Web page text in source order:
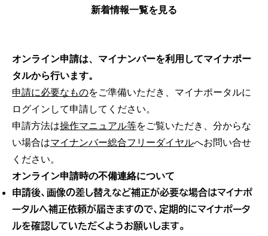
新着情報一覧を見る
オンライン申請は、マイナンバーを利用してマイナポー
タルから行います。
申請に必要なものをご準備いただき、マイナポータルに
ログインして申請してください。
申請方法は操作マニュアル等をご覧いただき、分からな
い場合はマイナンバー総合フリーダイヤルへお問い合せ
ください。
オンライン申請時の不備連絡について
申請後、画像の差し替えなど補正が必要な場合はマイナポ
ータルへ補正依頼が届きますので、定期的にマイナポータ
ルを確認していただくようお願いします。